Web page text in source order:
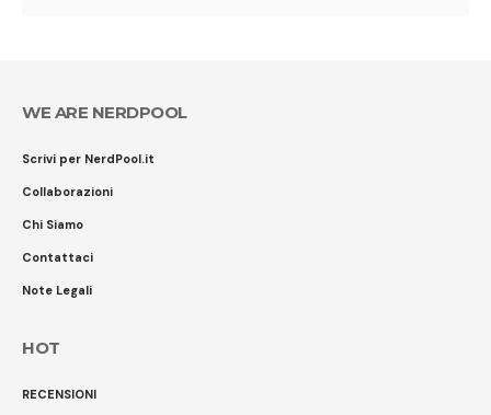
WE ARE NERDPOOL
Scrivi per NerdPool.it
Collaborazioni
Chi Siamo
Contattaci
Note Legali
HOT
RECENSIONI